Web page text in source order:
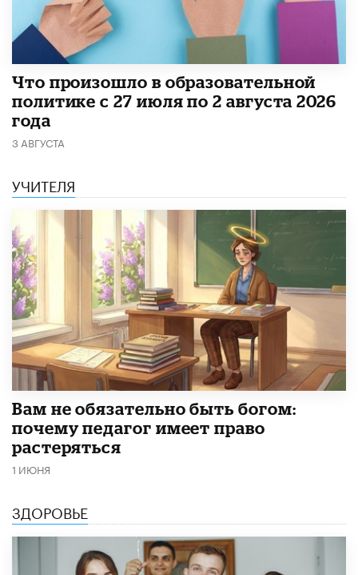
​Что произошло в образовательной
политике с 27 июля по 2 августа 2026
года
3 АВГУСТА
УЧИТЕЛЯ
​Вам не обязательно быть богом:
почему педагог имеет право
растеряться
1 ИЮНЯ
ЗДОРОВЬЕ